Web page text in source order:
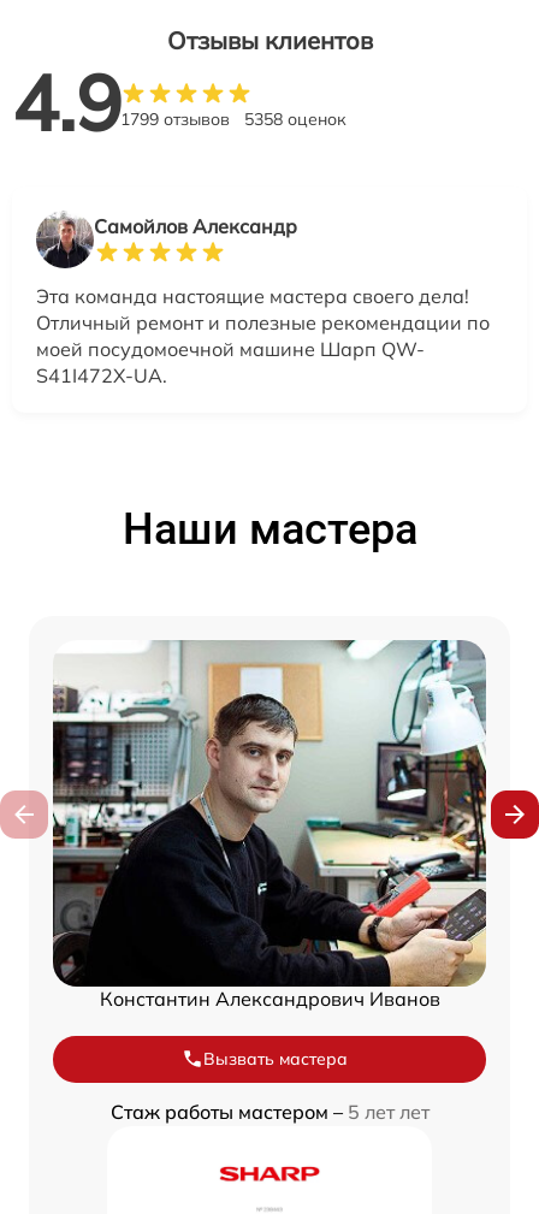
Отзывы клиентов
4.91799 отзывов 5358 оценок
Самойлов Александр
Эта команда настоящие мастера своего дела!
Отличный ремонт и полезные рекомендации по
моей посудомоечной машине Шарп QW-
S41I472X-UA.
Наши мастера
Константин Александрович Иванов
Вызвать мастера
Стаж работы мастером – 5 лет лет